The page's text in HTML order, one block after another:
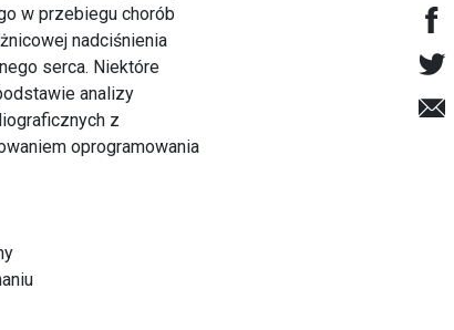
w przebiegu chorób
nadciśnienia
serca. Niektóre
analizy
z
oprogramowania